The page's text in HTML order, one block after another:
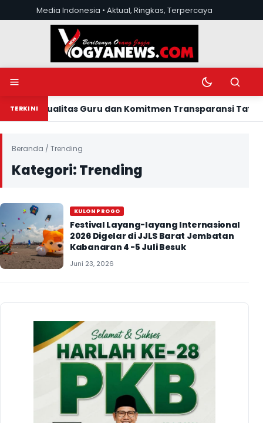
Lewati ke kontenMedia Indonesia • Aktual, Ringkas, Terpercaya
TERKINI
Guru dan Komitmen Transparansi Tata Kelola
Beranda / Trending
Kategori:Trending
KULON PROGO
Festival Layang-layang Internasional
2026 Digelar di JJLS Barat Jembatan
Kabanaran 4 -5 Juli Besuk
Juni 23, 2026